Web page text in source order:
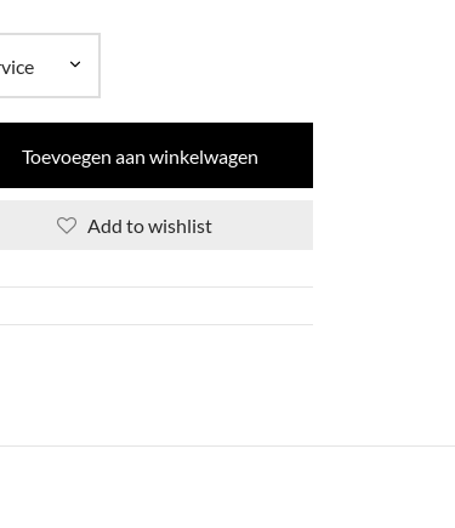
Toevoegen aan winkelwagen
Add to wishlist